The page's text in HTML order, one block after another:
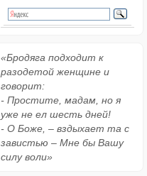
«Бродяга подходит к
разодетой женщине и
говорит:
- Простите, мадам, но я
уже не ел шесть дней!
- О Боже, – вздыхает та с
завистью – Мне бы Вашу
силу воли»